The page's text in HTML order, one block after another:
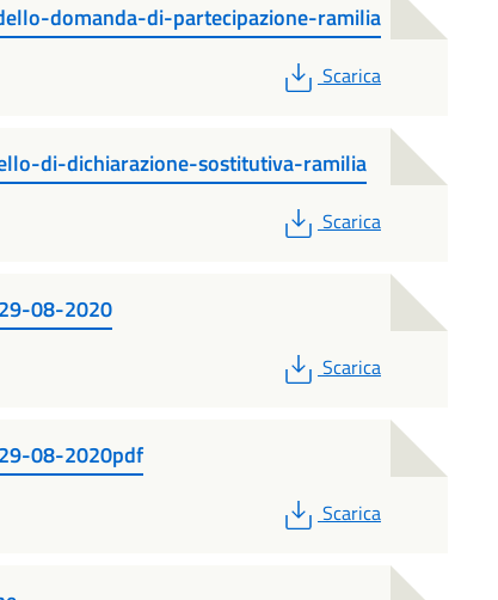
domanda-di-partecipazione-ramilia
PDF
Scarica
di-dichiarazione-sostitutiva-ramilia
PDF
Scarica
08-2020
PDF
Scarica
08-2020pdf
PDF
Scarica